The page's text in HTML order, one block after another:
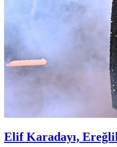
Elif Karadayı,